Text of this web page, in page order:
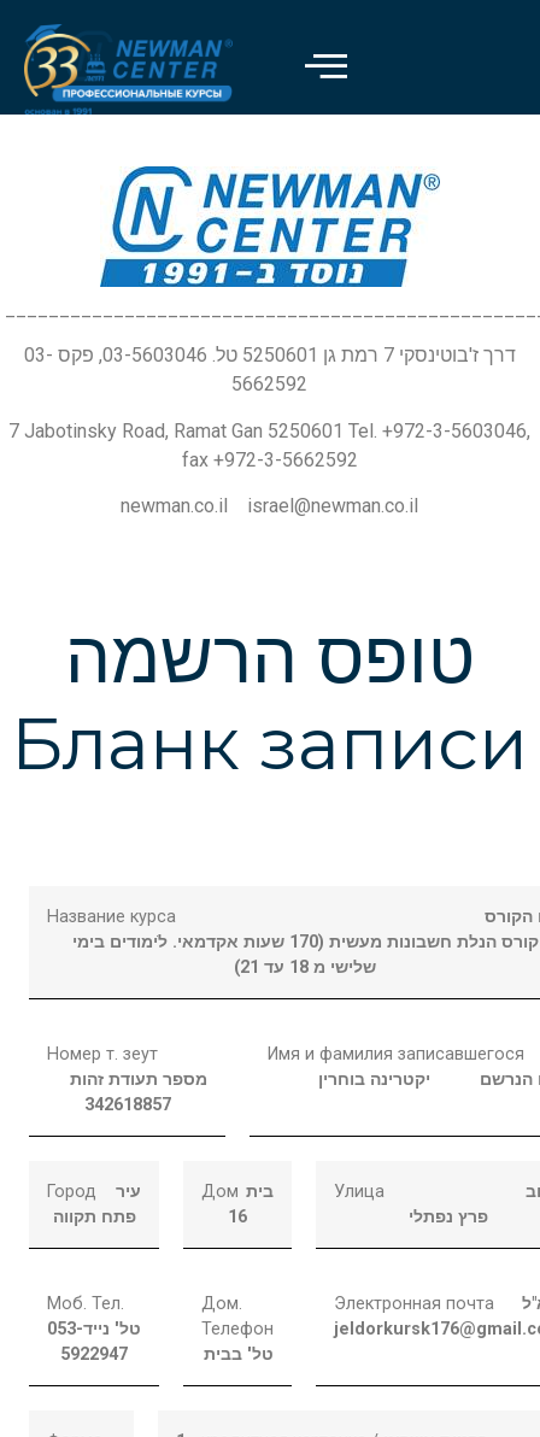
דרך ז'בוטינסקי 7 רמת גן 5250601 טל. 03-5603046, פקס 03-
5662592
7 Jabotinsky Road, Ramat Gan 5250601 Tel. +972-3-5603046,
fax +972-3-5662592
newman.co.il israel@newman.co.il
טופס הרשמה
Бланк записи
Название курса
קורס הנלת חשבונות מעשית (170 שעות אקדמאי. לֹימודים בימי
שלישי מ 18 עד 21)
Номер т. зеут
מספר תעודת זהות
342618857
Имя и фамилия записавшегося
הנרשם
יקטרינה בוחרין
Город
עיר
פתח תקווה
Дом בית
16
Улица
פרץ נפתלי
Моб. Тел.
טל' נייד053-
5922947
Дом.
Телефон
טל' בבית
Электронная почта